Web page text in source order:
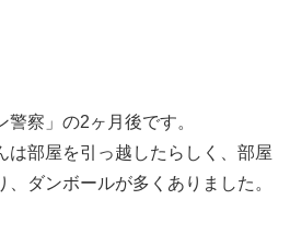
察」の2ヶ月後です。
は部屋を引っ越したらしく、部屋
ダンボールが多くありました。